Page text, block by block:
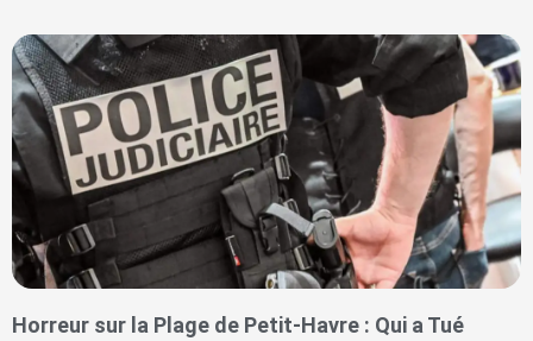
Horreur sur la Plage de Petit-Havre : Qui a Tué